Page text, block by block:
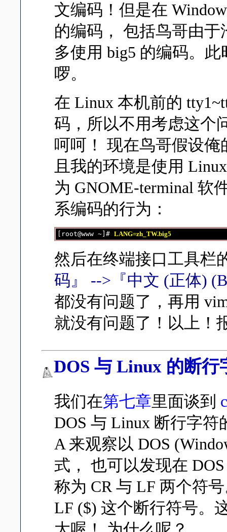
文编码！但是在
的编码， 包括鸟哥由
多使用 big5 的编码。
啰。
在 Linux 本机前的
码，所以不用考虑这个
呵呵！ 现在鸟哥假设
且我的环境是使用
为 GNOME-terminal 软
系编码的行为：
[root@www ~]# LANG=zh_TW.big5
然后在终端接口工具栏
码』 -->『中文 (正体)
都没有问题了，再用
就没有问题了！以上！
DOS 与 Linux 的断行
我们在第七章里面谈到
DOS 与 Linux 断行字符
A 来观察以 DOS
式， 也可以发现在
称为 CR 与 LF 两个符
LF ($) 这个断行符号。